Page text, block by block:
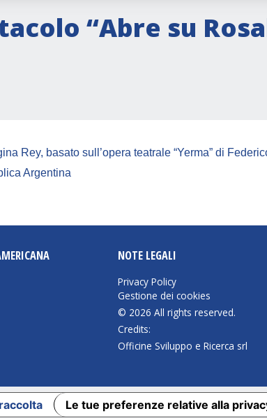
“Abre su
Rey, basato sull’opera teatrale “Yerma” di
Argentina
NOTE LEGALI
Privacy Policy
Gestione dei cookies
© 2026 All rights reserved.
Credits:
Officine Sviluppo e Ricerca srl
Le tue preferenze relative alla